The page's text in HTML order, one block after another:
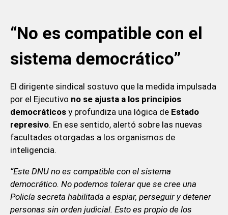
“No es compatible con el
sistema democrático”
El dirigente sindical sostuvo que la medida impulsada
por el Ejecutivo no se ajusta a los principios
democráticosy profundiza una lógica de Estado
represivo. En ese sentido, alertó sobre las nuevas
facultades otorgadas a los organismos de
inteligencia.
“Este DNU no es compatible con el sistema
democrático. No podemos tolerar que se cree una
Policía secreta habilitada a espiar, perseguir y detener
personas sin orden judicial. Esto es propio de los